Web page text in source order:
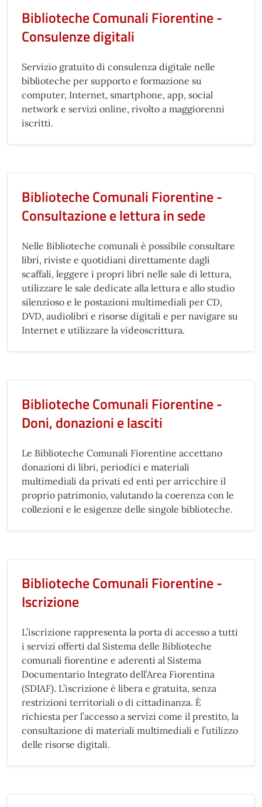
Biblioteche Comunali Fiorentine -
Consulenze digitali
Servizio gratuito di consulenza digitale nelle
biblioteche per supporto e formazione su
computer, Internet, smartphone, app, social
network e servizi online, rivolto a maggiorenni
iscritti.
Biblioteche Comunali Fiorentine -
Consultazione e lettura in sede
Nelle Biblioteche comunali è possibile consultare
libri, riviste e quotidiani direttamente dagli
scaffali, leggere i propri libri nelle sale di lettura,
utilizzare le sale dedicate alla lettura e allo studio
silenzioso e le postazioni multimediali per CD,
DVD, audiolibri e risorse digitali e per navigare su
Internet e utilizzare la videoscrittura.
Biblioteche Comunali Fiorentine -
Doni, donazioni e lasciti
Le Biblioteche Comunali Fiorentine accettano
donazioni di libri, periodici e materiali
multimediali da privati ed enti per arricchire il
proprio patrimonio, valutando la coerenza con le
collezioni e le esigenze delle singole biblioteche.
Biblioteche Comunali Fiorentine -
Iscrizione
L’iscrizione rappresenta la porta di accesso a tutti
i servizi offerti dal Sistema delle Biblioteche
comunali fiorentine e aderenti al Sistema
Documentario Integrato dell’Area Fiorentina
(SDIAF). L’iscrizione è libera e gratuita, senza
restrizioni territoriali o di cittadinanza. È
richiesta per l’accesso a servizi come il prestito, la
consultazione di materiali multimediali e l’utilizzo
delle risorse digitali.